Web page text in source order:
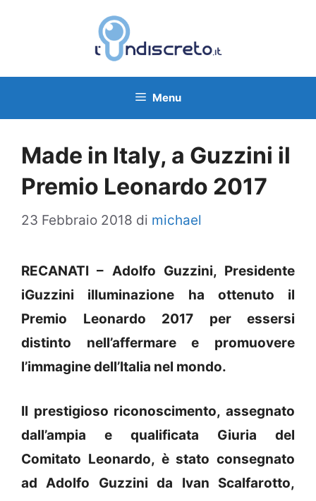
Menu
Made in Italy, a Guzzini il
Premio Leonardo 2017
23 Febbraio 2018 di michael
RECANATI – Adolfo Guzzini, Presidente
iGuzzini illuminazione ha ottenuto il
Premio Leonardo 2017 per essersi
distinto nell’affermare e promuovere
l’immagine dell’Italia nel mondo.
Il prestigioso riconoscimento, assegnato
dall’ampia e qualificata Giuria del
Comitato Leonardo, è stato consegnato
ad Adolfo Guzzini da Ivan Scalfarotto,